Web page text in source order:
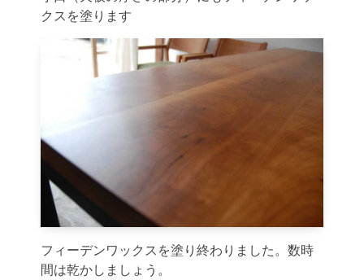
クスを塗ります
フィーデンワックスを塗り終わりました。数時
間は乾かしましょう。